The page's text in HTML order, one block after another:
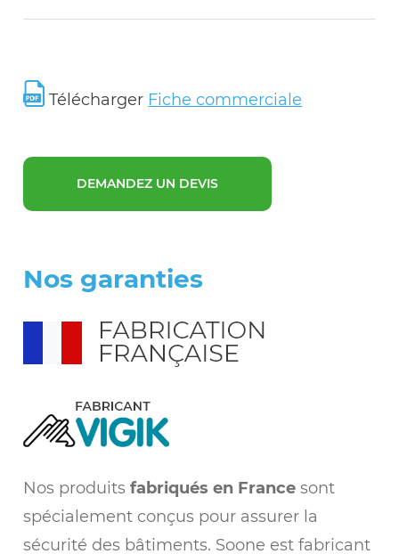
Télécharger Fiche commerciale
DEMANDEZ UN DEVIS
Nos garanties
Nos produits fabriqués en France sont
spécialement conçus pour assurer la
sécurité des bâtiments. Soone est fabricant